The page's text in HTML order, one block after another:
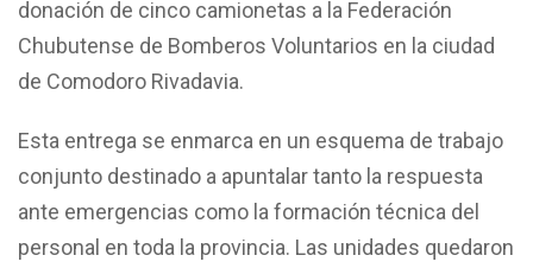
donación de cinco camionetas a la Federación
Chubutense de Bomberos Voluntarios en la ciudad
de Comodoro Rivadavia.
Esta entrega se enmarca en un esquema de trabajo
conjunto destinado a apuntalar tanto la respuesta
ante emergencias como la formación técnica del
personal en toda la provincia. Las unidades quedaron